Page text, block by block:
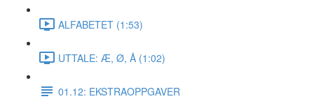
ALFABETET (1:53)
UTTALE: Æ, Ø, Å (1:02)
01.12: EKSTRAOPPGAVER